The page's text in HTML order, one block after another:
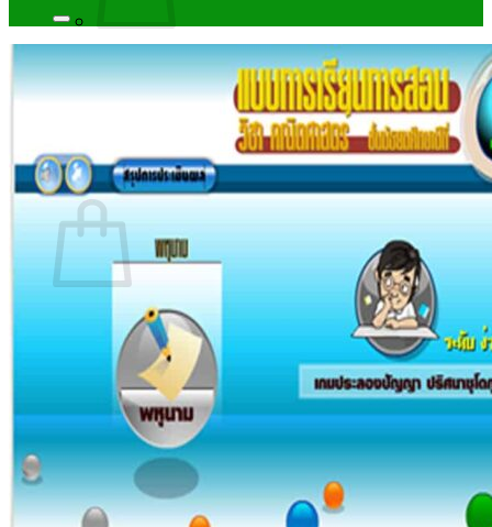
ไม่มีสินค้าในตะกร้า
0
ตะกร้าสินค้า
ไม่มีสินค้าในตะกร้า
กลับสู่หน้าร้านค้า